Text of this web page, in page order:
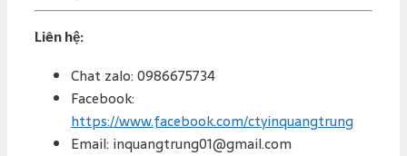
Liên hệ:
Chat zalo: 0986675734
Facebook:
https://www.facebook.com/ctyinquangtrung
Email: inquangtrung01@gmail.com